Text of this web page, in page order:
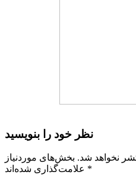
نظر خود را بنویسید
نخواهد شد. بخش‌های موردنیاز
*